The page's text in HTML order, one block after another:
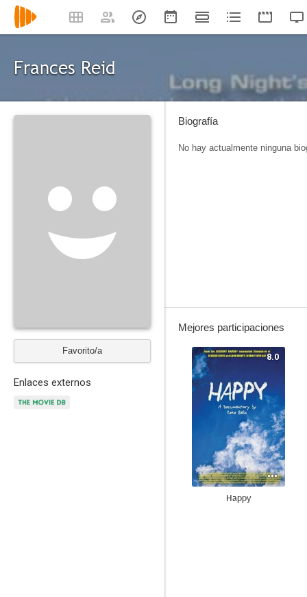
Frances Reid
Favorito/a
Enlaces externos
Biografía
No hay actualmente ninguna
Mejores participaciones
8.0
Happy